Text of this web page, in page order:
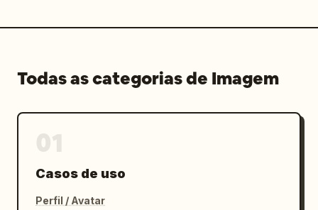
Todas as categorias de Imagem
Casos de uso
Perfil / Avatar